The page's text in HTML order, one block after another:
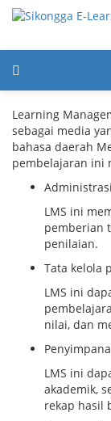
Learning
sebagai media
bahasa daerah
pembelajaran ini
Administrasi
LMS ini
pemberian
penilaian.
Tata kelola
LMS ini
nilai, dan
LMS ini
akademik,
rekap hasil